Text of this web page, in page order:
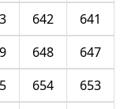
641
642
647
648
653
654